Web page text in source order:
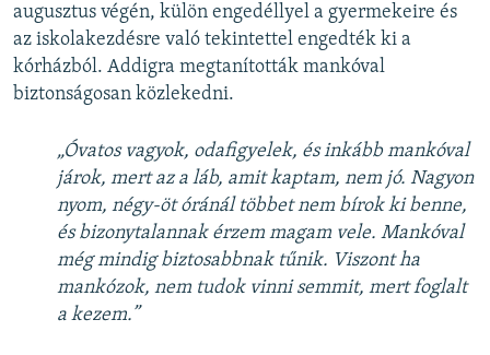
augusztus végén, külön engedéllyel a gyermekeire és
az iskolakezdésre való tekintettel engedték ki a
kórházból. Addigra megtanították mankóval
biztonságosan közlekedni.
„Óvatos vagyok, odafigyelek, és inkább mankóval
járok, mert az a láb, amit kaptam, nem jó. Nagyon
nyom, négy-öt óránál többet nem bírok ki benne,
és bizonytalannak érzem magam vele. Mankóval
még mindig biztosabbnak tűnik. Viszont ha
mankózok, nem tudok vinni semmit, mert foglalt
a kezem.”